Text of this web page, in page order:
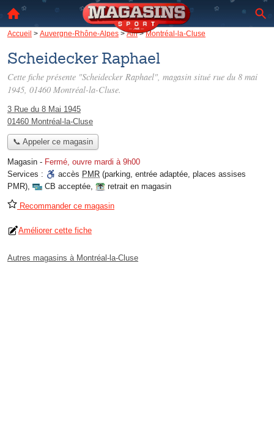
Accueil > Auvergne-Rhône-Alpes >Ain>Montréal-la-Cluse
Scheidecker Raphael
Cette fiche présente "Scheidecker Raphael", magasin situé rue du 8 mai
1945, 01460 Montréal-la-Cluse.
3 Rue du 8 Mai 1945
01460 Montréal-la-Cluse
📞 Appeler ce magasin
Magasin - Fermé, ouvre mardi à 9h00
Services :
accès PMR (parking, entrée adaptée, places assises
PMR), CB acceptée, retrait en magasin
Recommander ce magasin
Améliorer cette fiche
Autres magasins à Montréal-la-Cluse